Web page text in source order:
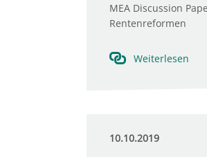
MEA Discussion
Rentenreformen
Weiterlesen
10.10.2019